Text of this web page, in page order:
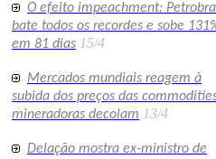
O efeito impeachment:
bate todos os recordes e sobe
em 81 dias 15/4
Mercados mundiais reagem à
subida dos preços das
mineradoras decolam 13/4
Delação mostra ex-ministro de